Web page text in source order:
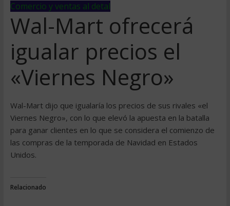
Comercio y ventas al detal
Wal-Mart ofrecerá
igualar precios el
«Viernes Negro»
Wal-Mart dijo que igualaría los precios de sus rivales «el
Viernes Negro», con lo que elevó la apuesta en la batalla
para ganar clientes en lo que se considera el comienzo de
las compras de la temporada de Navidad en Estados
Unidos.
Relacionado